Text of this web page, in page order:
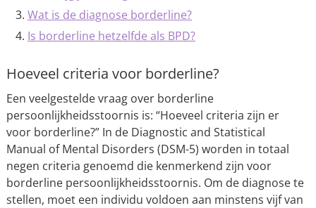
Wat is de diagnose borderline?
Is borderline hetzelfde als BPD?
Hoeveel criteria voor borderline?
Een veelgestelde vraag over borderline
persoonlijkheidsstoornis is: “Hoeveel criteria zijn er
voor borderline?” In de Diagnostic and Statistical
Manual of Mental Disorders (DSM-5) worden in totaal
negen criteria genoemd die kenmerkend zijn voor
borderline persoonlijkheidsstoornis. Om de diagnose te
stellen, moet een individu voldoen aan minstens vijf van